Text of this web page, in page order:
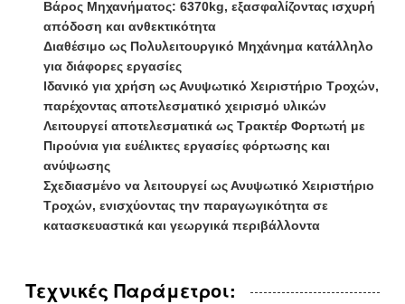
Βάρος Μηχανήματος: 6370kg, εξασφαλίζοντας ισχυρή
απόδοση και ανθεκτικότητα
Διαθέσιμο ως Πολυλειτουργικό Μηχάνημα κατάλληλο
για διάφορες εργασίες
Ιδανικό για χρήση ως Ανυψωτικό Χειριστήριο Τροχών,
παρέχοντας αποτελεσματικό χειρισμό υλικών
Λειτουργεί αποτελεσματικά ως Τρακτέρ Φορτωτή με
Πιρούνια για ευέλικτες εργασίες φόρτωσης και
ανύψωσης
Σχεδιασμένο να λειτουργεί ως Ανυψωτικό Χειριστήριο
Τροχών, ενισχύοντας την παραγωγικότητα σε
κατασκευαστικά και γεωργικά περιβάλλοντα
Τεχνικές Παράμετροι: